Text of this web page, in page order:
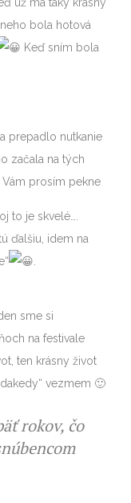
už má taký krásny
bola hotová
Keď sním bola
prepadlo nutkanie
začala na tých
Vám prosím pekne
to je skvelé….
ďalšiu, idem na
.
sme si
na festivale
ten krásny život
vezmem 🙂
rokov, čo